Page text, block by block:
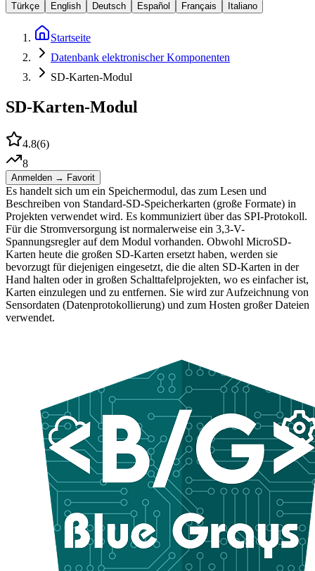
Türkçe English Deutsch Español Français Italiano
Startseite
Datenbank elektronischer Komponenten
SD-Karten-Modul
SD-Karten-Modul
4.8(6)
8
Anmelden → Favorit
Es handelt sich um ein Speichermodul, das zum Lesen und
Beschreiben von Standard-SD-Speicherkarten (große Formate) in
Projekten verwendet wird. Es kommuniziert über das SPI-Protokoll.
Für die Stromversorgung ist normalerweise ein 3,3-V-
Spannungsregler auf dem Modul vorhanden. Obwohl MicroSD-
Karten heute die großen SD-Karten ersetzt haben, werden sie
bevorzugt für diejenigen eingesetzt, die die alten SD-Karten in der
Hand halten oder in großen Schalttafelprojekten, wo es einfacher ist,
Karten einzulegen und zu entfernen. Sie wird zur Aufzeichnung von
Sensordaten (Datenprotokollierung) und zum Hosten großer Dateien
verwendet.